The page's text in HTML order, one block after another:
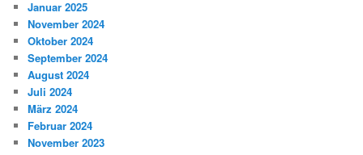
Januar 2025
November 2024
Oktober 2024
September 2024
August 2024
Juli 2024
März 2024
Februar 2024
November 2023